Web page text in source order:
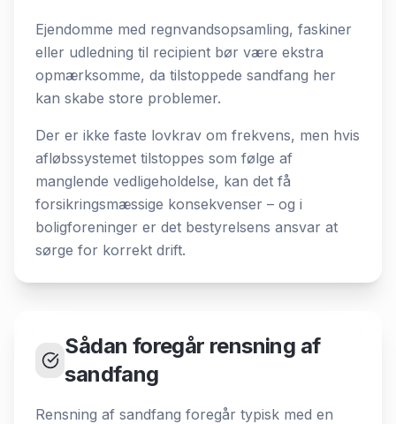
Ejendomme med regnvandsopsamling, faskiner
eller udledning til recipient bør være ekstra
opmærksomme, da tilstoppede sandfang her
kan skabe store problemer.
Der er ikke faste lovkrav om frekvens, men hvis
afløbssystemet tilstoppes som følge af
manglende vedligeholdelse, kan det få
forsikringsmæssige konsekvenser – og i
boligforeninger er det bestyrelsens ansvar at
sørge for korrekt drift.
Sådan foregår rensning af
sandfang
Rensning af sandfang foregår typisk med en